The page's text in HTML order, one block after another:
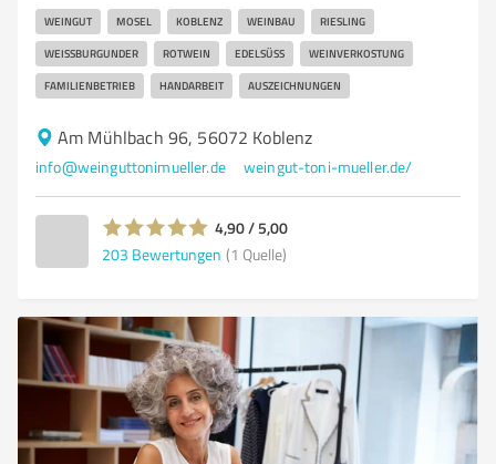
WEINGUT MOSEL KOBLENZ WEINBAU RIESLING
WEISSBURGUNDER ROTWEIN EDELSÜSS WEINVERKOSTUNG
FAMILIENBETRIEB HANDARBEIT AUSZEICHNUNGEN
Am Mühlbach 96, 56072 Koblenz
info@weinguttonimueller.de weingut-toni-mueller.de/
4,90 / 5,00
203 Bewertungen (1 Quelle)